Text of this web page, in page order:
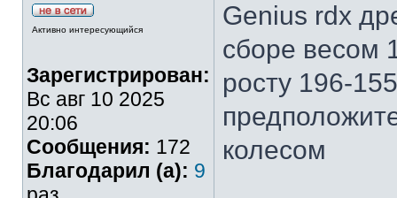
Активно интересующийся
Зарегистрирован:
Вс авг 10 2025
20:06
Сообщения: 172
Благодарил (а): 9
Genius rdx
сборе весом
росту 196-
колесом